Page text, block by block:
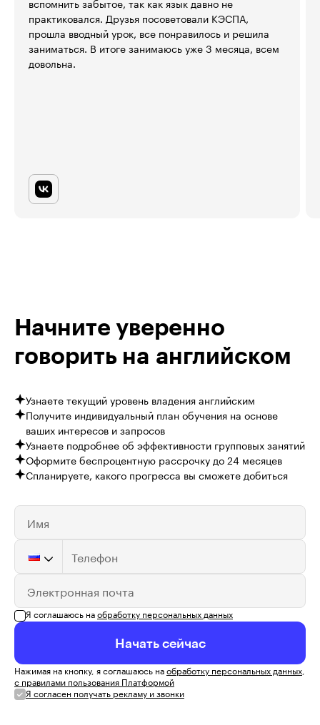
практиковался. Друзья посоветовали КЭСПА,
прошла вводный урок, все понравилось и решила
заниматься. В итоге занимаюсь уже 3 месяца, всем
довольна.
Начните уверенно
говорить на английском
Узнаете текущий уровень владения английским
Получите индивидуальный план обучения на основе
ваших интересов и запросов
Узнаете подробнее об эффективности групповых занятий
Оформите беспроцентную рассрочку до 24 месяцев
Спланируете, какого прогресса вы сможете добиться
Имя
Телефон
Электронная почта
Я соглашаюсь наобработку персональных данных
Начать сейчас
Нажимая на кнопку, я соглашаюсь наобработку персональных данных
с правилами пользования Платформой
Я согласен получать рекламу и звонки